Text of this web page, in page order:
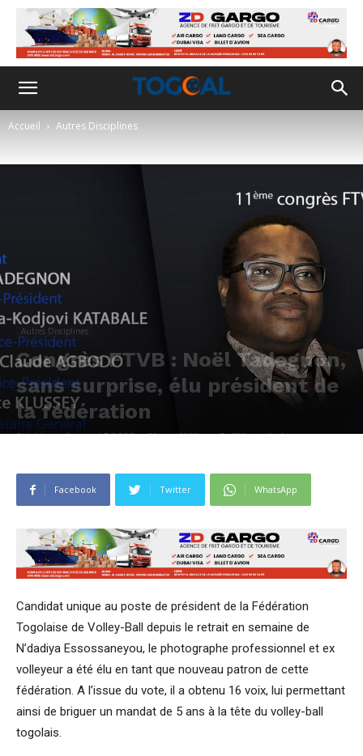
Accueil Autres Disciplines
Autres Disciplines
Congrès FTVB : Noël Tadegnon,
sans surprise, élu président de
la fédération
Publié par Arnaud BOCCO - 28 mai 2022 529 0
Facebook Twitter WhatsApp
Candidat unique au poste de président de la Fédération
Togolaise de Volley-Ball depuis le retrait en semaine de
N’dadiya Essossaneyou, le photographe professionnel et ex
volleyeur a été élu en tant que nouveau patron de cette
fédération. A l’issue du vote, il a obtenu 16 voix, lui permettant
ainsi de briguer un mandat de 5 ans à la tête du volley-ball
togolais.